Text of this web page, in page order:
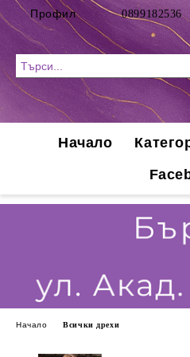
Профил 0899182536
Начало
Начало Всички дрехи